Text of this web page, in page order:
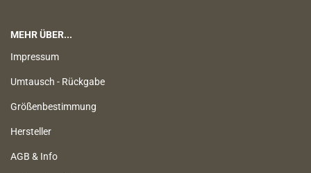
MEHR ÜBER...
Impressum
Umtausch - Rückgabe
Größenbestimmung
Hersteller
AGB & Info